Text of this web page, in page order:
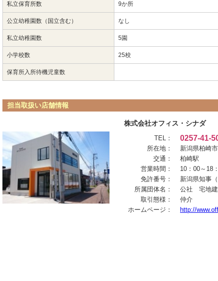
私立保育所数 9か所
公立幼稚園数（国立含む） なし
私立幼稚園数 5園
小学校数 25校
保育所入所待機児童数
担当取扱い店舗情報
株式会社オフィス・シナダ
TEL： 0257-41-
所在地：
新潟県柏崎
交通：
柏崎駅
営業時間：
10：00～18
免許番号：
新潟県知事
所属団体名：
公社 宅地
取引態様：
仲介
ホームページ：
http://